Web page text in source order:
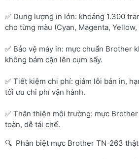
✅ Dung lượng in lớn: khoảng 1.300
cho từng màu (Cyan, Magenta, Yellow,
✅ Bảo vệ máy in: mực chuẩn Brother
không bám cặn lên cụm sấy.
✅ Tiết kiệm chi phí: giảm lỗi bản in,
tối ưu chi phí vận hành.
✅ Thân thiện môi trường: mực
toàn, dễ tái chế.
🔍 Phân biệt mực Brother TN-263